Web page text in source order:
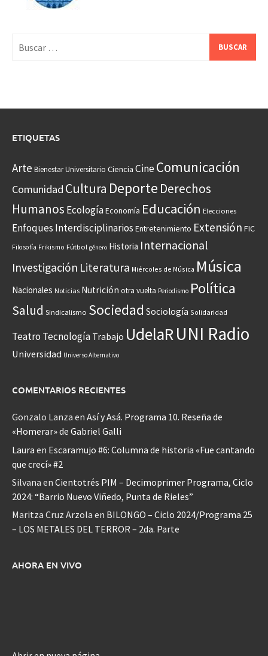
ETIQUETAS
Arte Bienestar Universitario Ciencia CineComunicación
Comunidad Cultura Deporte Derechos
Humanos EcologíaEconomía Educación Elecciones
Enfoques Interdisciplinarios Entretenimiento Extensión FIC
Filosofía Frikismo Fútbol género Historia Internacional
Investigación Literatura Miércoles de Música Música
Nacionales Noticias Nutrición otra vuelta Periodismo Política
Salud Sindicalismo Sociedad Sociología Solidaridad
Teatro Tecnología Trabajo UdelaRUNI Radio
Universidad Universo Alternativo
COMENTARIOS RECIENTES
Gonzalo Lanza en Así y Asá. Programa 10. Reseña de
«Homerar» de Gabriel Galli
Laura en Escaramujo #6: Columna de historia «Fue cantando
que crecí» #2
Silvana en Cientotrés PIM – Decimoprimer Programa, Ciclo
2024: “Barrio Nuevo Viñedo, Punta de Rieles”
Maritza Cruz Arzola en BILONGO – Ciclo 2024/Programa 25
– LOS METALES DEL TERROR – 2da. Parte
AHORA EN VIVO